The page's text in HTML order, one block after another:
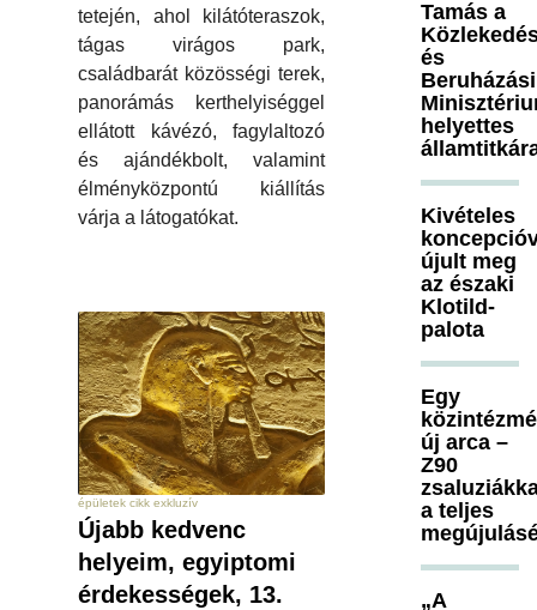
tetején, ahol kilátóteraszok,
tágas virágos park,
családbarát közösségi terek,
panorámás kerthelyiséggel
ellátott kávézó, fagylaltozó
és ajándékbolt, valamint
élményközpontú kiállítás
várja a látogatókat.
épületek cikk exkluzív
Újabb kedvenc
helyeim, egyiptomi
érdekességek, 13.
Tamás a
és
Beruházási
helyettes
Kivételes
újult meg
az északi
Klotild-
palota
Egy
új arca –
Z90
a teljes
„A